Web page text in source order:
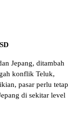
Jepang, ditambah
konflik Teluk,
pasar perlu tetap
di sekitar level